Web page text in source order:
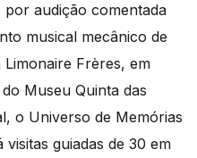
audição comentada
musical mecânico de
Frères, em
Museu Quinta das
o Universo de Memórias
guiadas de 30 em